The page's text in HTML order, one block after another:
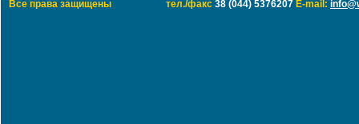
Все права защищены
тел./факс 38 (044) 5376207 E-mail: